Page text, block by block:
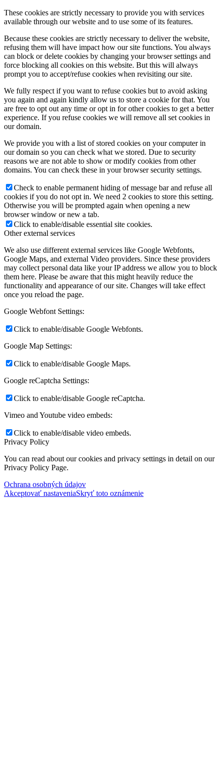
These cookies are strictly necessary to provide you with services
available through our website and to use some of its features.
Because these cookies are strictly necessary to deliver the website,
refusing them will have impact how our site functions. You always
can block or delete cookies by changing your browser settings and
force blocking all cookies on this website. But this will always
prompt you to accept/refuse cookies when revisiting our site.
We fully respect if you want to refuse cookies but to avoid asking
you again and again kindly allow us to store a cookie for that. You
are free to opt out any time or opt in for other cookies to get a better
experience. If you refuse cookies we will remove all set cookies in
our domain.
We provide you with a list of stored cookies on your computer in
our domain so you can check what we stored. Due to security
reasons we are not able to show or modify cookies from other
domains. You can check these in your browser security settings.
Check to enable permanent hiding of message bar and refuse all
cookies if you do not opt in. We need 2 cookies to store this setting.
Otherwise you will be prompted again when opening a new
browser window or new a tab.
Click to enable/disable essential site cookies.
Other external services
We also use different external services like Google Webfonts,
Google Maps, and external Video providers. Since these providers
may collect personal data like your IP address we allow you to block
them here. Please be aware that this might heavily reduce the
functionality and appearance of our site. Changes will take effect
once you reload the page.
Google Webfont Settings:
Click to enable/disable Google Webfonts.
Google Map Settings:
Click to enable/disable Google Maps.
Google reCaptcha Settings:
Click to enable/disable Google reCaptcha.
Vimeo and Youtube video embeds:
Click to enable/disable video embeds.
Privacy Policy
You can read about our cookies and privacy settings in detail on our
Privacy Policy Page.
Ochrana osobných údajov
Akceptovať nastaveniaSkryť toto oznámenie